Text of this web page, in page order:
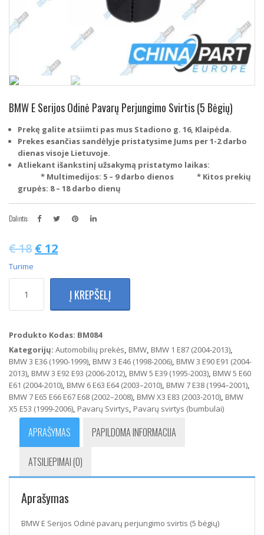
BMW E Serijos Odinė Pavarų Perjungimo Svirtis (5 Bėgių)
Prekę galite atsiimti pas mus Stadiono g. 16, Klaipėda.
Prekes esančias sandėlyje pristatysime Jums per 1-2 darbo
dienas visoje Lietuvoje.
Atliekant išankstinį užsakymą pristatymo laikas:
* Multimedijos: 5 – 9 darbo dienos * Kitos prekių
grupės: 8 – 18 darbo dienų
Dalintis:
€18 € 12
Turime
kiekis:
Serijos
pavarų
perjungimo
svirtis
(5
bėgių)
Į KREPŠELĮ
Produkto Kodas: BM084
Kategorijų: Automobilių prekės, BMW, BMW 1 E87 (2004-2013),
BMW 3 E36 (1990-1999), BMW 3 E46 (1998-2006), BMW 3 E90 E91 (2004-
2013), BMW 3 E92 E93 (2006-2012), BMW 5 E39 (1995-2003), BMW 5 E60
E61 (2004-2010), BMW 6 E63 E64 (2003–2010), BMW 7 E38 (1994–2001),
BMW 7 E65 E66 E67 E68 (2002–2008), BMW X3 E83 (2003-2010), BMW
X5 E53 (1999-2006), Pavarų Svirtys, Pavarų svirtys (bumbulai)
APRAŠYMAS PAPILDOMA INFORMACIJA
ATSILIEPIMAI (0)
Aprašymas
BMW E Serijos Odinė pavarų perjungimo svirtis (5 bėgių)